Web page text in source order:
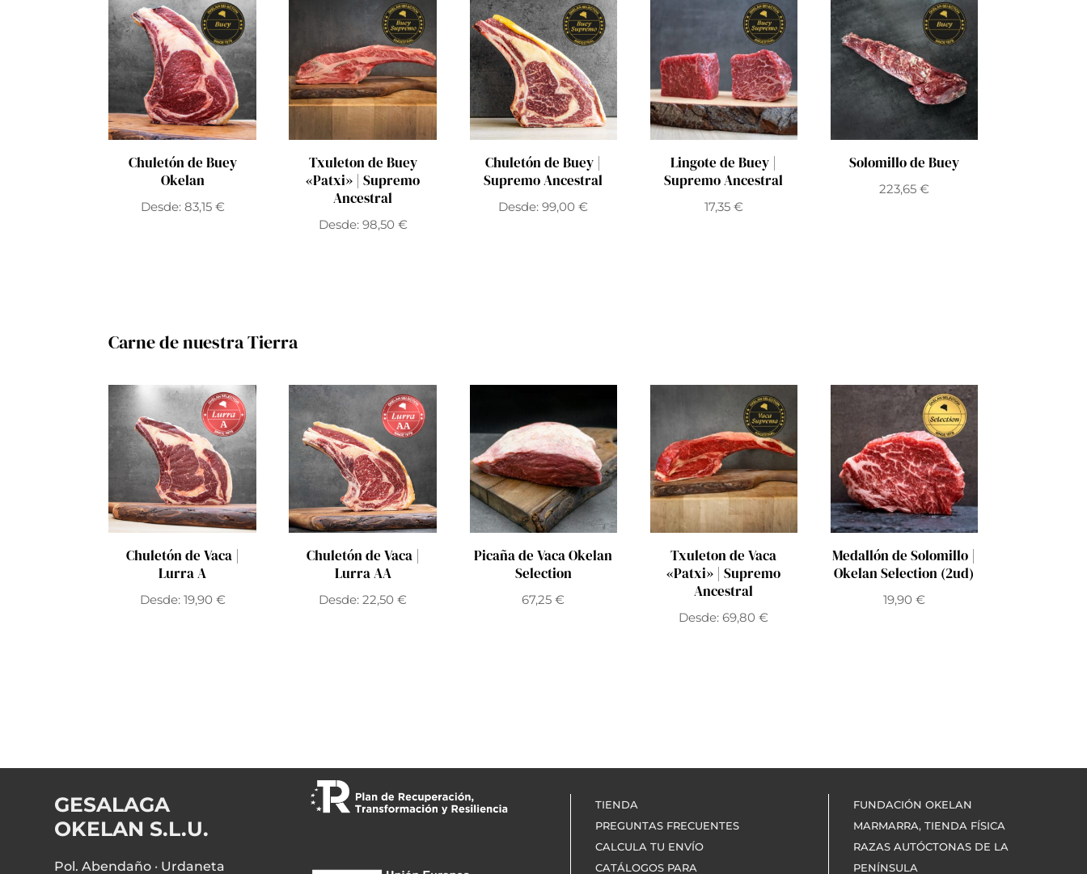
Chuletón de Buey
Okelan
Desde: 83,15 €
Txuleton de Buey
«Patxi» | Supremo
Ancestral
Desde: 98,50 €
Chuletón de Buey |
Supremo Ancestral
Desde:99,00€
Lingote de Buey |
Supremo Ancestral
17,35 €
Solomillo de Buey
223,65 €
Carne de nuestra Tierra
Chuletón de Vaca |
Lurra A
Desde: 19,90 €
Chuletón de Vaca |
Lurra AA
Desde:22,50€
Picaña de Vaca Okelan
Selection
67,25€
Txuleton de Vaca
«Patxi» | Supremo
Ancestral
Desde:69,80€
Medallón de Solomillo |
Okelan Selection (2ud)
19,90 €
GESALAGA
OKELAN S.L.U.
Pol. Abendaño · Urdaneta
TIENDA
PREGUNTAS FRECUENTES
CALCULA TU ENVÍO
CATÁLOGOS PARA
FUNDACIÓN OKELAN
MARMARRA, TIENDA FÍSICA
RAZAS AUTÓCTONAS DE LA
PENÍNSULA